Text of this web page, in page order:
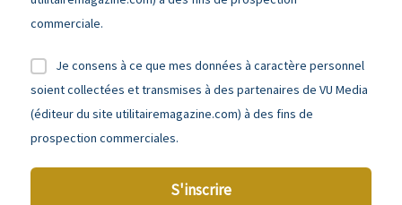
commerciale.
Je consens à ce que mes données à caractère personnel
soient collectées et transmises à des partenaires de VU Media
(éditeur du site utilitairemagazine.com) à des fins de
prospection commerciales.
S'inscrire